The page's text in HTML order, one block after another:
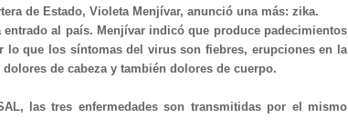
de Estado, Violeta Menjívar, anunció una más: zika.
al país. Menjívar indicó que produce padecimientos
que los síntomas del virus son fiebres, erupciones en la
de cabeza y también dolores de cuerpo.
las tres enfermedades son transmitidas por el mismo